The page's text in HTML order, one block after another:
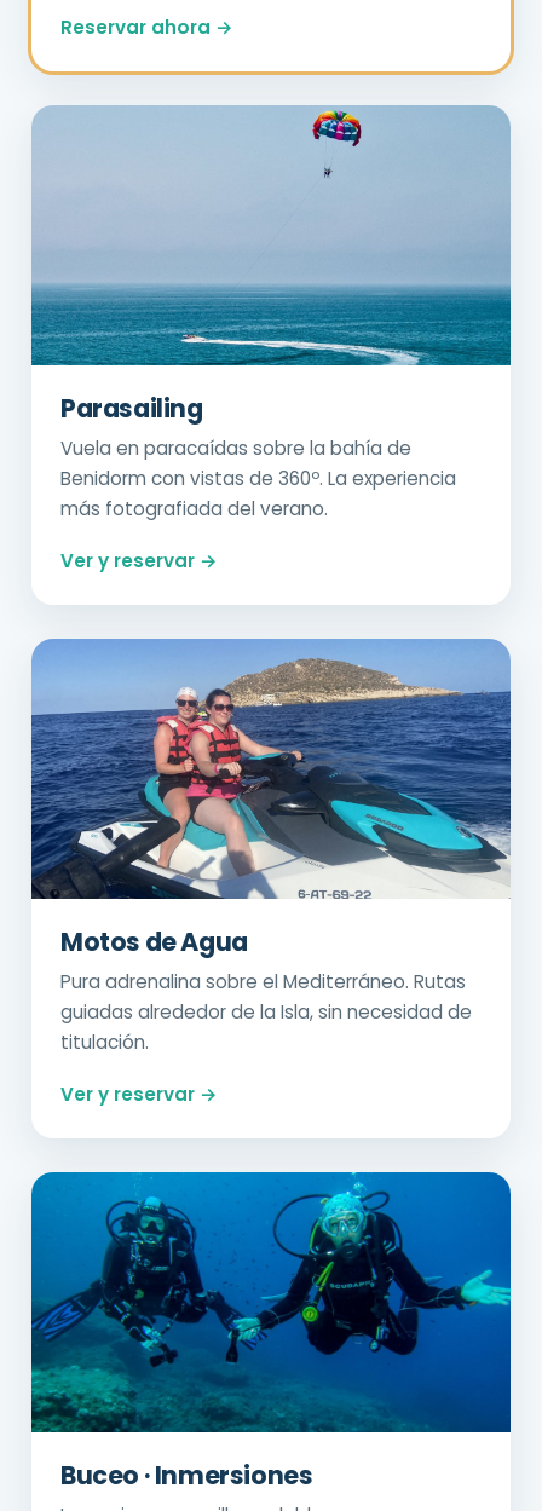
Reservar ahora →
Parasailing
Vuela en paracaídas sobre la bahía de
Benidorm con vistas de 360º. La experiencia
más fotografiada del verano.
Ver y reservar →
Motos de Agua
Pura adrenalina sobre el Mediterráneo. Rutas
guiadas alrededor de la Isla, sin necesidad de
titulación.
Ver y reservar →
Buceo · Inmersiones